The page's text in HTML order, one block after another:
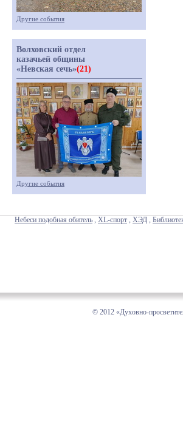
Другие события
Волховский отдел
казачьей общины
«Невская сечь»(21)
Другие события
Небеси подобная обитель , XL-спорт , ХЭД ,
© 2012 «Духовно-